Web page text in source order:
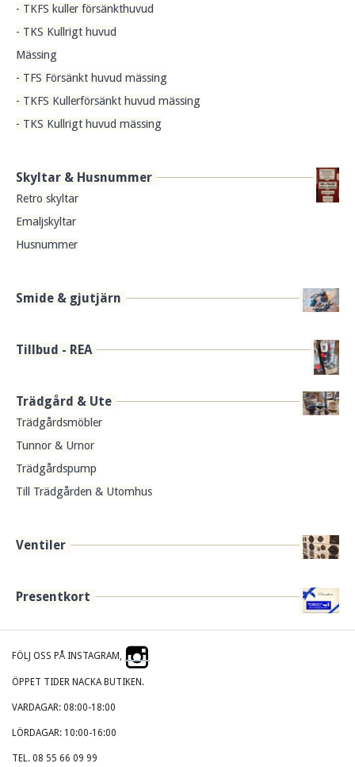
- TKFS kuller försänkthuvud
- TKS Kullrigt huvud
Mässing
- TFS Försänkt huvud mässing
- TKFS Kullerförsänkt huvud mässing
- TKS Kullrigt huvud mässing
Skyltar & Husnummer
Retro skyltar
Emaljskyltar
Husnummer
Smide & gjutjärn
Tillbud - REA
Trädgård & Ute
Trädgårdsmöbler
Tunnor & Urnor
Trädgårdspump
Till Trädgården & Utomhus
Ventiler
Presentkort
FÖLJ OSS PÅ INSTAGRAM,
ÖPPET TIDER NACKA BUTIKEN.
VARDAGAR: 08:00-18:00
LÖRDAGAR: 10:00-16:00
TEL. 08 55 66 09 99